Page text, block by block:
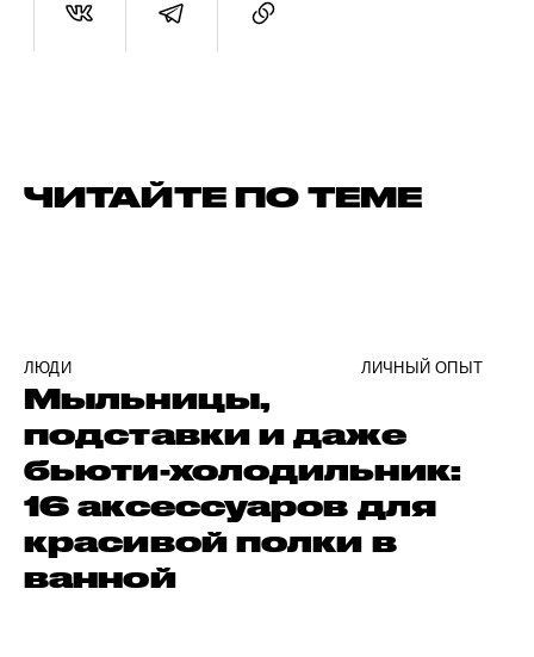
ЧИТАЙТЕ ПО ТЕМЕ
ЛЮДИ ЛИЧНЫЙ ОПЫТ
Мыльницы,
подставки и даже
бьюти-холодильник:
16 аксессуаров для
красивой полки в
ванной